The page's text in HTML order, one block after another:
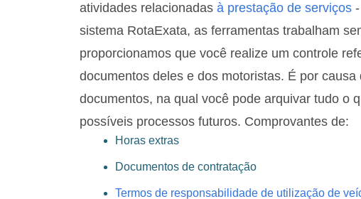
atividades relacionadas à prestação de serviços
sistema RotaExata, as ferramentas trabalham
proporcionamos que você realize um controle
documentos deles e dos motoristas. É por
documentos, na qual você pode arquivar tudo o
possíveis processos futuros. Comprovantes de:
Horas extras
Documentos de contratação
Termos de responsabilidade de utilização de